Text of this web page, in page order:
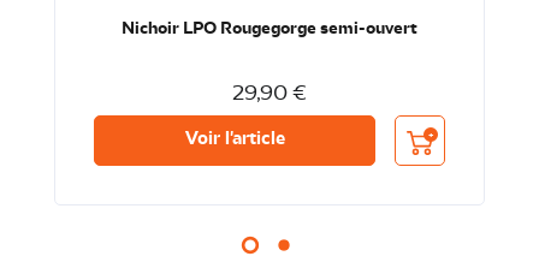
Nichoir LPO Rougegorge semi-ouvert
29,90 €
Voir l'article Ajouter au panier